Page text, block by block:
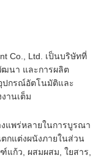
Co., Ltd. เป็นบริษัทที่
ฒนา และการผลิต
ปกรณ์อัตโนมัติและ
านเต็ม
แพร่หลายในการบูรณา
กแต่งผนังภายในส่วน
แก้ว, ผสมผสม, ใยสาร,